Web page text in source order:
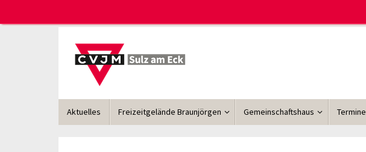
Inhalt
Inhalt
Aktuelles Freizeitgelände Braunjörgen Gemeinschaftshaus Termine